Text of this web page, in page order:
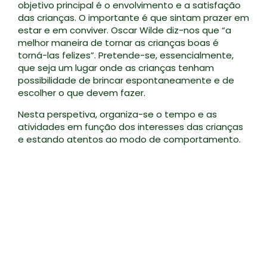
objetivo principal é o envolvimento e a satisfação
das crianças. O importante é que sintam prazer em
estar e em conviver. Oscar Wilde diz-nos que “a
melhor maneira de tornar as crianças boas é
torná-las felizes”. Pretende-se, essencialmente,
que seja um lugar onde as crianças tenham
possibilidade de brincar espontaneamente e de
escolher o que devem fazer.
Nesta perspetiva, organiza-se o tempo e as
atividades em função dos interesses das crianças
e estando atentos ao modo de comportamento.